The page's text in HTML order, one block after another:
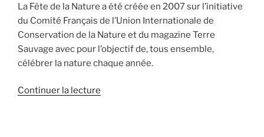
Résoquartier,
le
11
juin
! »
La Fête de la Nature a été créée en 2007 sur l’initiative
du Comité Français de l’Union Internationale de
Conservation de la Nature et du magazine Terre
Sauvage avec pour l’objectif de, tous ensemble,
célébrer la nature chaque année.
Continuer la lecture